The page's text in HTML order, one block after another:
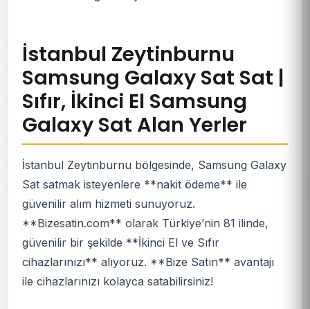
İstanbul Zeytinburnu
Samsung Galaxy Sat Sat |
Sıfır, İkinci El Samsung
Galaxy Sat Alan Yerler
İstanbul Zeytinburnu bölgesinde, Samsung Galaxy
Sat satmak isteyenlere **nakit ödeme** ile
güvenilir alım hizmeti sunuyoruz.
**Bizesatin.com** olarak Türkiye’nin 81 ilinde,
güvenilir bir şekilde **İkinci El ve Sıfır
cihazlarınızı** alıyoruz. **Bize Satın** avantajı
ile cihazlarınızı kolayca satabilirsiniz!